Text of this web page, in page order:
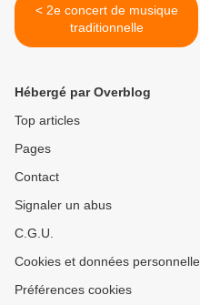
< 2e concert de musique
traditionnelle
Hébergé par Overblog
Top articles
Pages
Contact
Signaler un abus
C.G.U.
Cookies et données
Préférences cookies